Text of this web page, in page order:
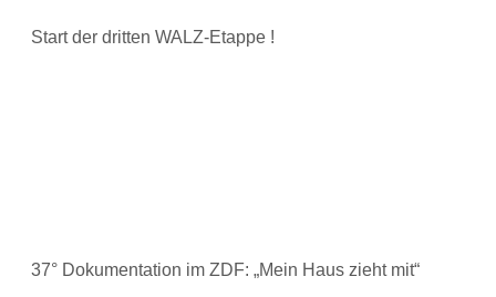
Start der dritten WALZ-Etappe !
37° Dokumentation im ZDF: „Mein Haus zieht mit“